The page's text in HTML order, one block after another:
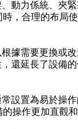
動力係統、夾
，合理的布局
據需要更換或
還延長了設備
設置為易於操作
操作更加直觀和